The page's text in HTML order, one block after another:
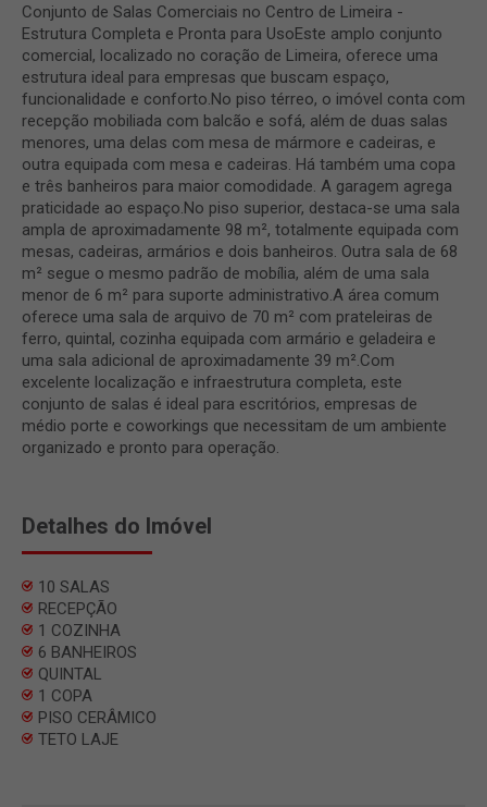
Conjunto de Salas Comerciais no Centro de Limeira -
Estrutura Completa e Pronta para UsoEste amplo conjunto
comercial, localizado no coração de Limeira, oferece uma
estrutura ideal para empresas que buscam espaço,
funcionalidade e conforto.No piso térreo, o imóvel conta com
recepção mobiliada com balcão e sofá, além de duas salas
menores, uma delas com mesa de mármore e cadeiras, e
outra equipada com mesa e cadeiras. Há também uma copa
e três banheiros para maior comodidade. A garagem agrega
praticidade ao espaço.No piso superior, destaca-se uma sala
ampla de aproximadamente 98 m², totalmente equipada com
mesas, cadeiras, armários e dois banheiros. Outra sala de 68
m² segue o mesmo padrão de mobília, além de uma sala
menor de 6 m² para suporte administrativo.A área comum
oferece uma sala de arquivo de 70 m² com prateleiras de
ferro, quintal, cozinha equipada com armário e geladeira e
uma sala adicional de aproximadamente 39 m².Com
excelente localização e infraestrutura completa, este
conjunto de salas é ideal para escritórios, empresas de
médio porte e coworkings que necessitam de um ambiente
organizado e pronto para operação.
Detalhes do Imóvel
10 SALAS
RECEPÇÃO
1 COZINHA
6 BANHEIROS
QUINTAL
1 COPA
PISO CERÂMICO
TETO LAJE